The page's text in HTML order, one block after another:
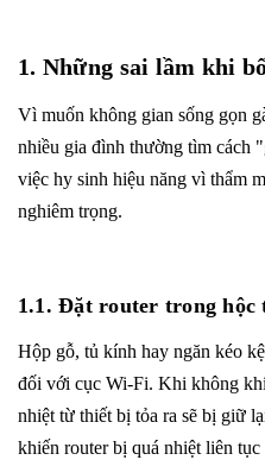
1. Những sai lầm khi
Vì muốn không gian sống gọn
nhiều gia đình thường tìm cách
việc hy sinh hiệu năng vì thẩm
nghiêm trọng.
1.1. Đặt router trong hộc
Hộp gỗ, tủ kính hay ngăn kéo
đối với cục Wi-Fi. Khi không
nhiệt từ thiết bị tỏa ra sẽ bị giữ
khiến router bị quá nhiệt liên tục